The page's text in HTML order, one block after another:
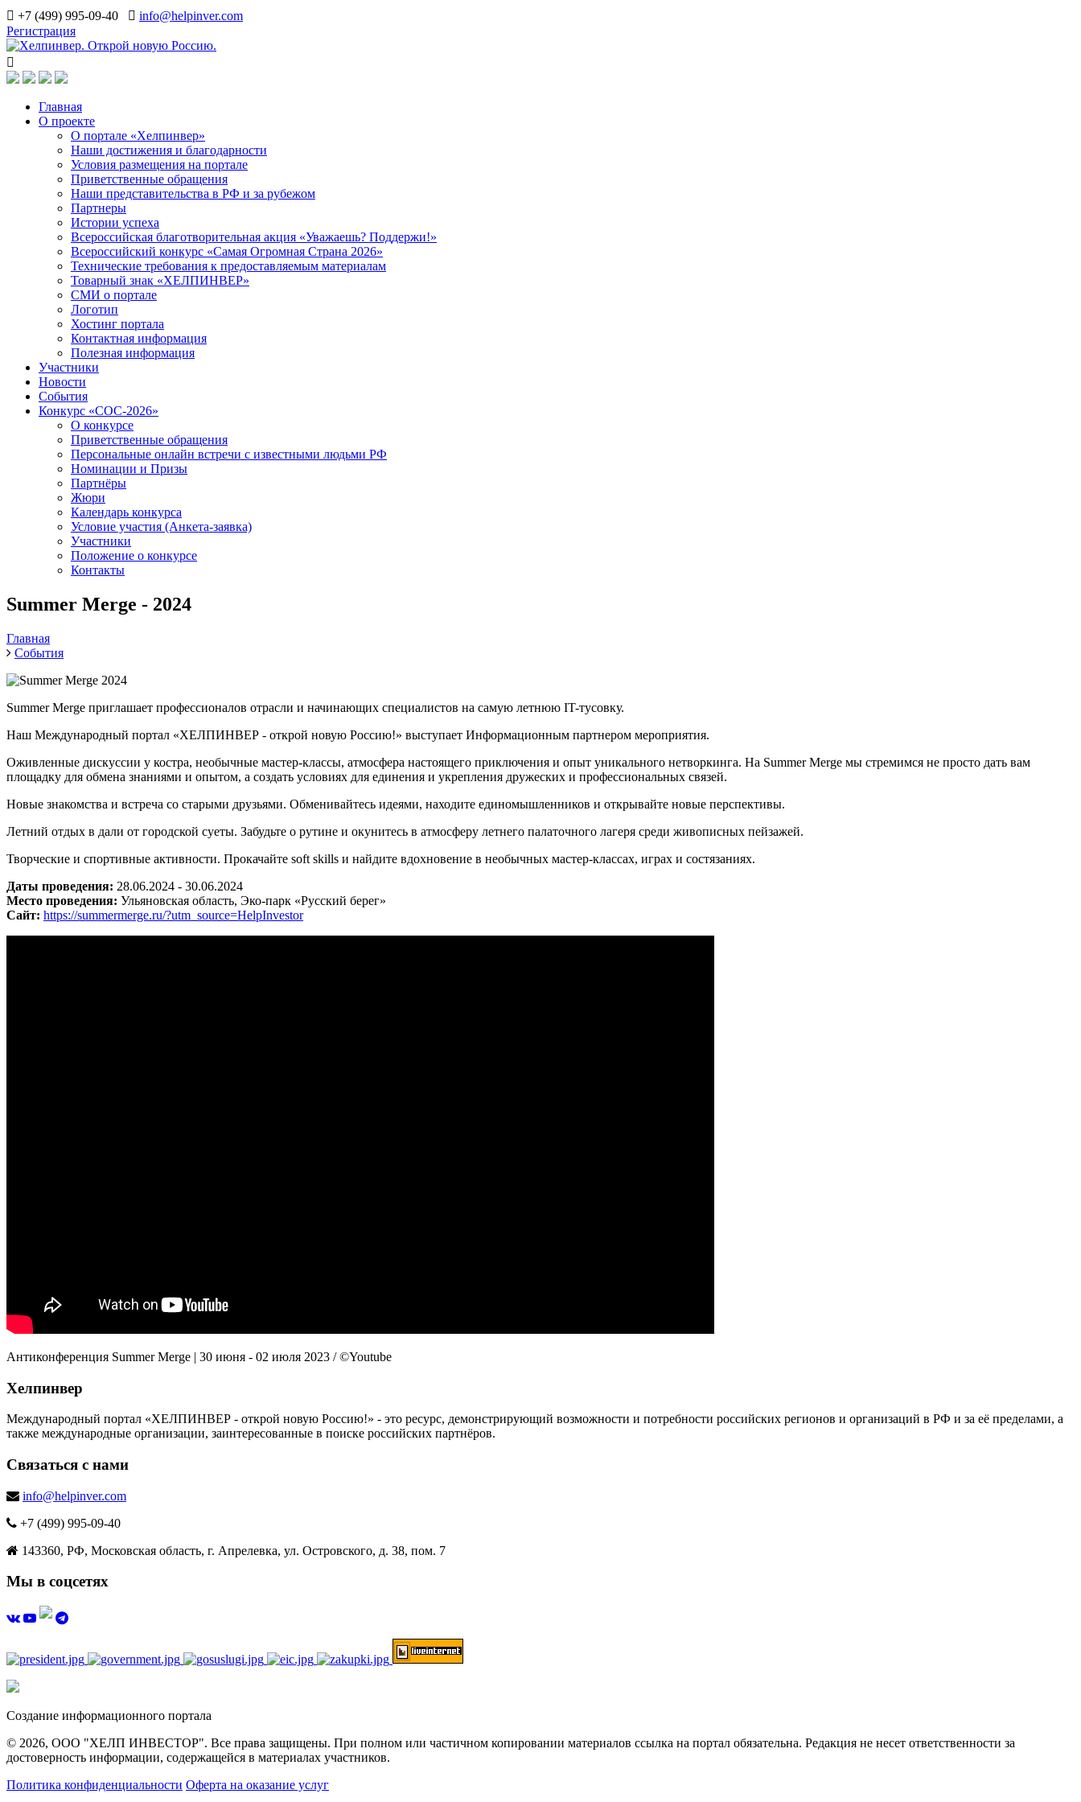
+7 (499) 995-09-40
info@helpinver.com
Регистрация
Главная
О проекте
О портале «Хелпинвер»
Наши достижения и благодарности
Условия размещения на портале
Приветственные обращения
Наши представительства в РФ и за рубежом
Партнеры
Истории успеха
Всероссийская благотворительная акция «Уважаешь? Поддержи!»
Всероссийский конкурс «Самая Огромная Страна 2026»
Технические требования к предоставляемым материалам
Товарный знак «ХЕЛПИНВЕР»
СМИ о портале
Логотип
Хостинг портала
Контактная информация
Полезная информация
Участники
Новости
События
Конкурс «СОС-2026»
О конкурсе
Приветственные обращения
Персональные онлайн встречи с известными людьми РФ
Номинации и Призы
Партнёры
Жюри
Календарь конкурса
Условие участия (Анкета-заявка)
Участники
Положение о конкурсе
Контакты
Summer Merge - 2024
Главная
События
Summer Merge приглашает профессионалов отрасли и начинающих специалистов на самую летнюю IT-тусовку.
Наш Международный портал «ХЕЛПИНВЕР - открой новую Россию!» выступает Информационным партнером мероприятия.
Оживленные дискуссии у костра, необычные мастер-классы, атмосфера настоящего приключения и опыт уникального нетворкинга. На Summer Merge мы стремимся не просто дать вам
площадку для обмена знаниями и опытом, а создать условиях для единения и укрепления дружеских и профессиональных связей.
Новые знакомства и встреча со старыми друзьями. Обменивайтесь идеями, находите единомышленников и открывайте новые перспективы.
Летний отдых в дали от городской суеты. Забудьте о рутине и окунитесь в атмосферу летнего палаточного лагеря среди живописных пейзажей.
Творческие и спортивные активности. Прокачайте soft skills и найдите вдохновение в необычных мастер-классах, играх и состязаниях.
Даты проведения: 28.06.2024 - 30.06.2024
Место проведения: Ульяновская область, Эко-парк «Русский берег»
Сайт: https://summermerge.ru/?utm_source=HelpInvestor
Антиконференция Summer Merge | 30 июня - 02 июля 2023 / ©Youtube
Хелпинвер
Международный портал «ХЕЛПИНВЕР - открой новую Россию!» - это ресурс, демонстрирующий возможности и потребности российских регионов и организаций в РФ и за её пределами, а
также международные организации, заинтересованные в поиске российских партнёров.
Связаться с нами
info@helpinver.com
+7 (499) 995-09-40
143360, РФ, Московская область, г. Апрелевка, ул. Островского, д. 38, пом. 7
Мы в соцсетях
Создание информационного портала
© 2026, ООО "ХЕЛП ИНВЕСТОР". Все права защищены. При полном или частичном копировании материалов ссылка на портал обязательна. Редакция не несет ответственности за
достоверность информации, содержащейся в материалах участников.
Политика конфиденциальности Оферта на оказание услуг